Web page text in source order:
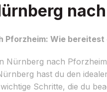
Pforzheim: Wie
Nürnberg nach
hast du den
Schritte, die du